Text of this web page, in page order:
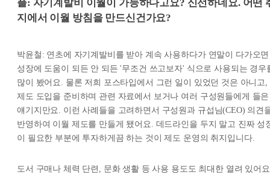
플: 자기계발비 이월이 가능하다고요? 신선하네요. 어떤
지에서 이월 방침을 만드신건가요?
박윤철: 연초에 자기계발비를 받아 계속 사용하다가 연말이 다가오면
성장에 도움이 되든 안 되든 '무조건 쓰고보자' 식으로 사용되는 경우
많이 봤어요. 물론 저희 포스타입에서 그런 일이 있었던 것은 아니고,
제도 도입을 준비하며 관련 자료에서 보거나 여러 구성원들에게 들은
얘기지만요. 이런 사례들을 고려하면서 구성원과 규섭님(CEO) 의견
반영하여 이월 제도를 만들게 됐어요. 데드라인을 두지 말고 진짜 성
이 필요한 부분에 투자하게끔 하는 것이 제도 운영의 취지입니다.
도서 구매나 체력 단련, 문화 생활 등 사용 용도도 최대한 열려 있어